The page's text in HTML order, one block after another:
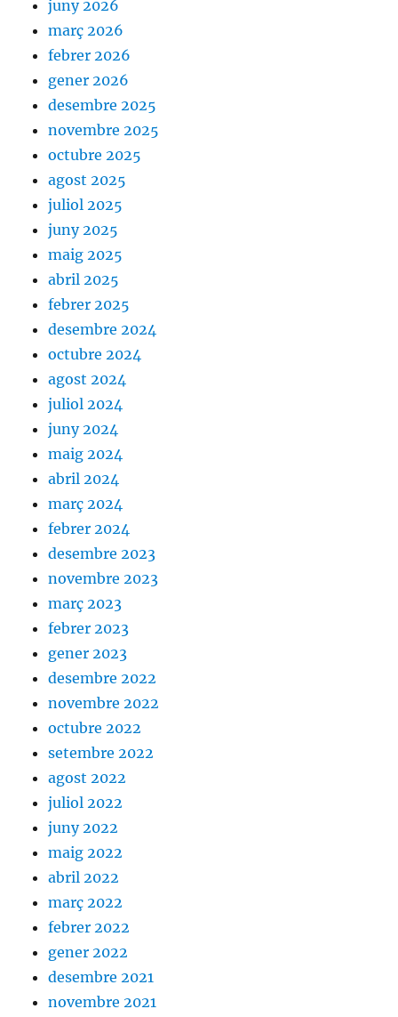
juny 2026
març 2026
febrer 2026
gener 2026
desembre 2025
novembre 2025
octubre 2025
agost 2025
juliol 2025
juny 2025
maig 2025
abril 2025
febrer 2025
desembre 2024
octubre 2024
agost 2024
juliol 2024
juny 2024
maig 2024
abril 2024
març 2024
febrer 2024
desembre 2023
novembre 2023
març 2023
febrer 2023
gener 2023
desembre 2022
novembre 2022
octubre 2022
setembre 2022
agost 2022
juliol 2022
juny 2022
maig 2022
abril 2022
març 2022
febrer 2022
gener 2022
desembre 2021
novembre 2021